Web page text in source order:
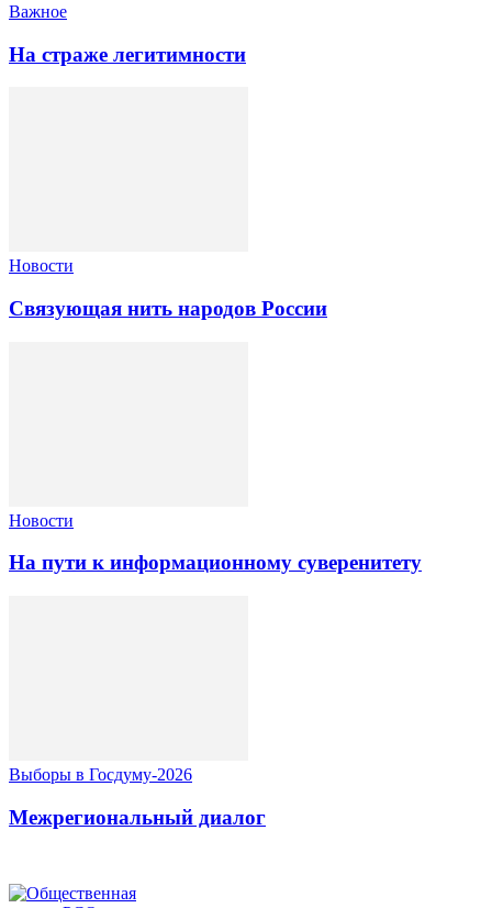
Важное
На страже легитимности
Новости
Связующая нить народов России
Новости
На пути к информационному суверенитету
Выборы в Госдуму-2026
Межрегиональный диалог